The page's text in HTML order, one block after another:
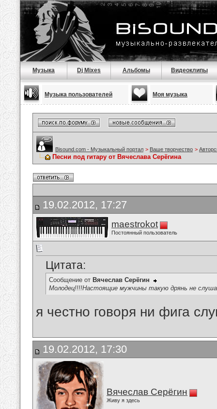
Музыка Dj Mixes Альбомы Видеоклипы
Музыка пользователей Моя музыка
Bisound.com - Музыкальный портал > Ваше творчество >
Песни под гитару от Вячеслава Серёгина
19.02.2012, 17:27
maestrokot
Постоянный пользователь
Цитата:
Сообщение от Вячеслав Серёгин
Молодец!!!!Настоящие мужчины такую дрянь не
я честно говоря ни фига
19.02.2012, 17:30
Вячеслав Серёгин
Живу я здесь